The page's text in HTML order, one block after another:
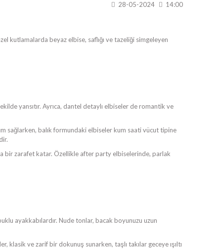
28-05-2024 14:00
kutlamalarda beyaz elbise, saflığı ve tazeliği simgeleyen
yansıtır. Ayrıca, dantel detaylı elbiseler de romantik ve
sağlarken, balık formundaki elbiseler kum saati vücut tipine
bir zarafet katar. Özellikle after party elbiselerinde, parlak
ayakkabılardır. Nude tonlar, bacak boyunuzu uzun
klasik ve zarif bir dokunuş sunarken, taşlı takılar geceye ışıltı